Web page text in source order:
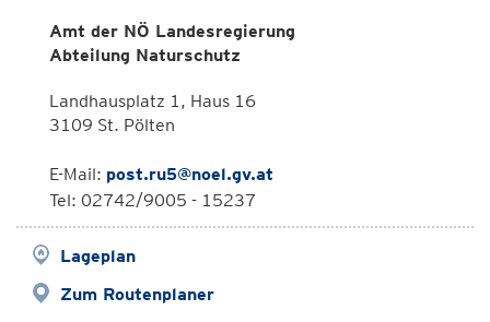
Amt der NÖ Landesregierung
Abteilung Naturschutz
Landhausplatz 1, Haus 16
3109 St. Pölten
E-Mail: post.ru5@noel.gv.at
Tel: 02742/9005 - 15237
Lageplan
Zum Routenplaner